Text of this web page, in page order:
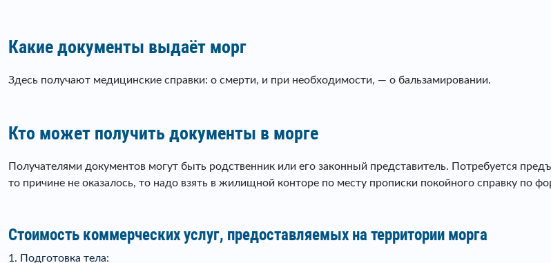
Какие документы выдаёт морг
Здесь получают медицинские справки: о смерти, и при необходимости, — о бальзамировании.
Кто может получить документы в морге
Получателями документов могут быть родственник или его законный представитель. Потребуется
то причине не оказалось, то надо взять в жилищной конторе по месту прописки покойного справку по
Стоимость коммерческих услуг, предоставляемых на территории морга
1. Подготовка тела: